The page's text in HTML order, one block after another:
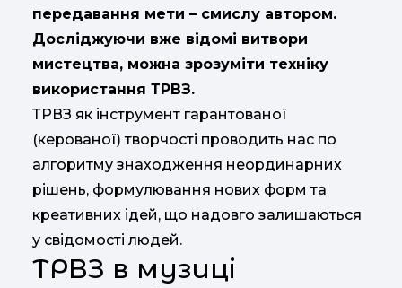
передавання мети – смислу автором.
Досліджуючи вже відомі витвори
мистецтва, можна зрозуміти техніку
використання ТРВЗ.
ТРВЗ як інструмент гарантованої
(керованої) творчості проводить нас по
алгоритму знаходження неординарних
рішень, формулювання нових форм та
креативних ідей, що надовго залишаються
у свідомості людей.
ТРВЗ в музиці